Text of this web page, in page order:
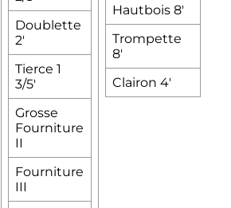
Doublette
2'
Tierce 1
3/5'
Grosse
Fourniture
II
Fourniture
III
Hautbois 8'
Trompette
8'
Clairon 4'